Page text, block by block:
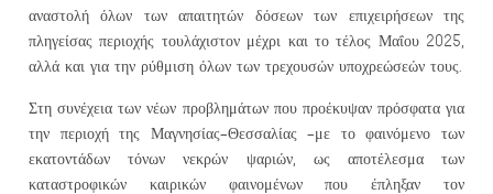
αναστολή όλων των απαιτητών δόσεων των επιχειρήσεων της
πληγείσας περιοχής τουλάχιστον μέχρι και το τέλος Μαΐου 2025,
αλλά και για την ρύθμιση όλων των τρεχουσών υποχρεώσεών τους.
Στη συνέχεια των νέων προβλημάτων που προέκυψαν πρόσφατα για
την περιοχή της Μαγνησίας-Θεσσαλίας –με το φαινόμενο των
εκατοντάδων τόνων νεκρών ψαριών, ως αποτέλεσμα των
καταστροφικών καιρικών φαινομένων που έπληξαν τον